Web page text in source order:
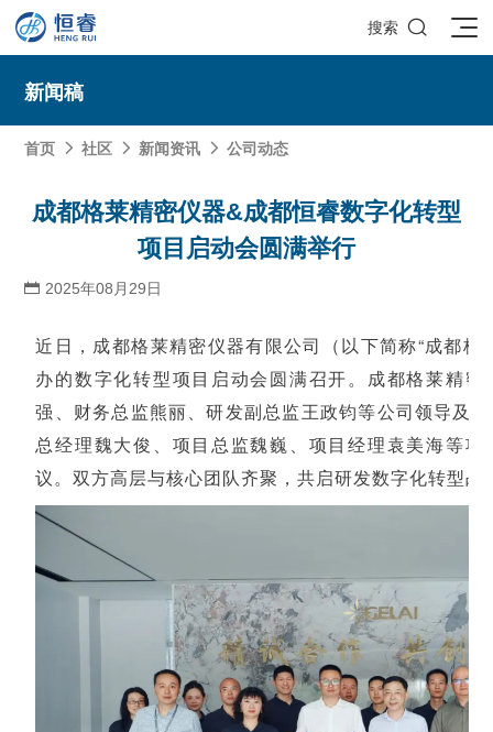
SOLIDWORKS研发设计
SOLIDWORKS 3D CAD
SOLIDWORKS 2D CAD
SOLIDWORKS 3D电气设计
SIMULATION结构仿真分析
 查看全部
了解SIMULIA多学科仿真应用
CST电磁仿真
Abaqus有限元仿真分析
Xflow流体仿真
3DEXPERIENCE云平台
什么是3DEXPERIENCE平台？
3DEXPERIENCE on the Cloud
3DEXPERIENCE Marketplace
推荐项目
ENOVIA产品全生命周期管理（PLM）
BIOVIA生命科学和材料科学
SOLIDWORKS PDM产品数据管理
推荐工具
DriveWorks参数化工具
SOLIDWORKS Inspection质量检验
​SOLIDWORKS Manage项目管理
DELMIA端到端ERP系统
查看全部
增值服务
增值服务-参数化
可视化&数字孪生技术
Curtain e-locker(易锁)防止资料外泄系统
汽车行业数字化解决方案
工程设备设计解决方案
航天航空行业解决方案
能源行业数字化解决方案
机械设备行业数字化解决方案
家居行业数字化解决方案
电气柜及电气行业数字化解决方案
生命科学行业数字化解决方案
初创企业
企业家
面向学术界
教育工作者
研究人员
学生/初学者
产品的技术
最新版本
资源下载
技术文章
系统要求
恒睿课堂
精选视频
往期视频
西南培训中心
走进西南培训中心
在线培训
CSWP证书
推荐问答
SolidWorks采购指南：正版软件的成本构成与价值解析
SolidWorks代理商级别全解析：成都恒睿在西南区域凭
什么值得信赖？
SOLIDWORKS购买如何选择代理商？一文看懂避坑指南
3DEXPERIENCE 平台是什么？
SOLIDWORKS都有什么版本？哪个版本好用？
学习SOLIDWORKS需要多长时间?
SOLIDWORKS仿真这块有必要学习吗？
招聘岗位
技术类
职能类
关于恒睿
公司简介
团队介绍
新闻资讯
公司动态
产品报价
联系我们
产品/服务
获取试用版
软件定制化开发
校企合作
购买学生版
联系研究销售部门
搜索 
新闻稿
首页  社区  新闻资讯  公司动态
成都格莱精密仪器&成都恒睿数字化转型
项目启动会圆满举行
 2025年08月29日
近日，成都格莱精密仪器有限公司（以下简称“成都格
办的数字化转型项目启动会圆满召开。成都格莱精
强、财务总监熊丽、研发副总监王政钧等公司领导及
总经理魏大俊、项目总监魏巍、项目经理袁美海等
议。双方高层与核心团队齐聚，共启研发数字化转型战